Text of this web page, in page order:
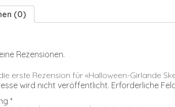
(0)
Rezensionen.
erste Rezension für «Halloween-Girlande
wird nicht veröffentlicht. Erforderliche
*